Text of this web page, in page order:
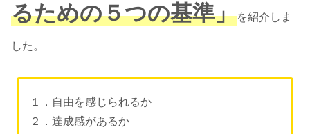
るための５つの基準」を紹介しま
した。
１．自由を感じられるか
２．達成感があるか